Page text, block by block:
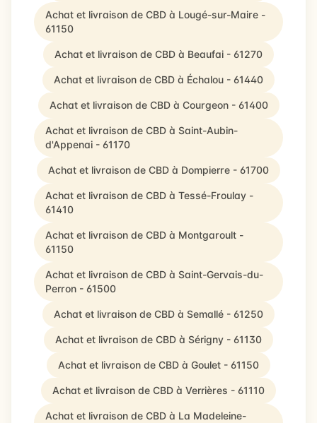
Achat et livraison de CBD à Lougé-sur-Maire -
61150
Achat et livraison de CBD à Beaufai - 61270
Achat et livraison de CBD à Échalou - 61440
Achat et livraison de CBD à Courgeon - 61400
Achat et livraison de CBD à Saint-Aubin-
d'Appenai - 61170
Achat et livraison de CBD à Dompierre - 61700
Achat et livraison de CBD à Tessé-Froulay -
61410
Achat et livraison de CBD à Montgaroult -
61150
Achat et livraison de CBD à Saint-Gervais-du-
Perron - 61500
Achat et livraison de CBD à Semallé - 61250
Achat et livraison de CBD à Sérigny - 61130
Achat et livraison de CBD à Goulet - 61150
Achat et livraison de CBD à Verrières - 61110
Achat et livraison de CBD à La Madeleine-